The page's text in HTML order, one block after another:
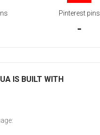
Pinterest pins
-
IS BUILT WITH